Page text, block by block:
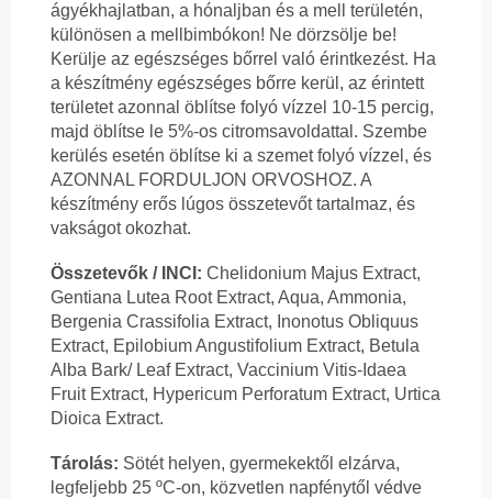
ágyékhajlatban, a hónaljban és a mell területén,
különösen a mellbimbókon! Ne dörzsölje be!
Kerülje az egészséges bőrrel való érintkezést. Ha
a készítmény egészséges bőrre kerül, az érintett
területet azonnal öblítse folyó vízzel 10-15 percig,
majd öblítse le 5%-os citromsavoldattal. Szembe
kerülés esetén öblítse ki a szemet folyó vízzel, és
AZONNAL FORDULJON ORVOSHOZ. A
készítmény erős lúgos összetevőt tartalmaz, és
vakságot okozhat.
Összetevők / INCI: Chelidonium Majus Extract,
Gentiana Lutea Root Extract, Aqua, Ammonia,
Bergenia Crassifolia Extract, Inonotus Obliquus
Extract, Epilobium Angustifolium Extract, Betula
Alba Bark/ Leaf Extract, Vaccinium Vitis-Idaea
Fruit Extract, Hypericum Perforatum Extract, Urtica
Dioica Extract.
Tárolás: Sötét helyen, gyermekektől elzárva,
legfeljebb 25 ºC-on, közvetlen napfénytől védve